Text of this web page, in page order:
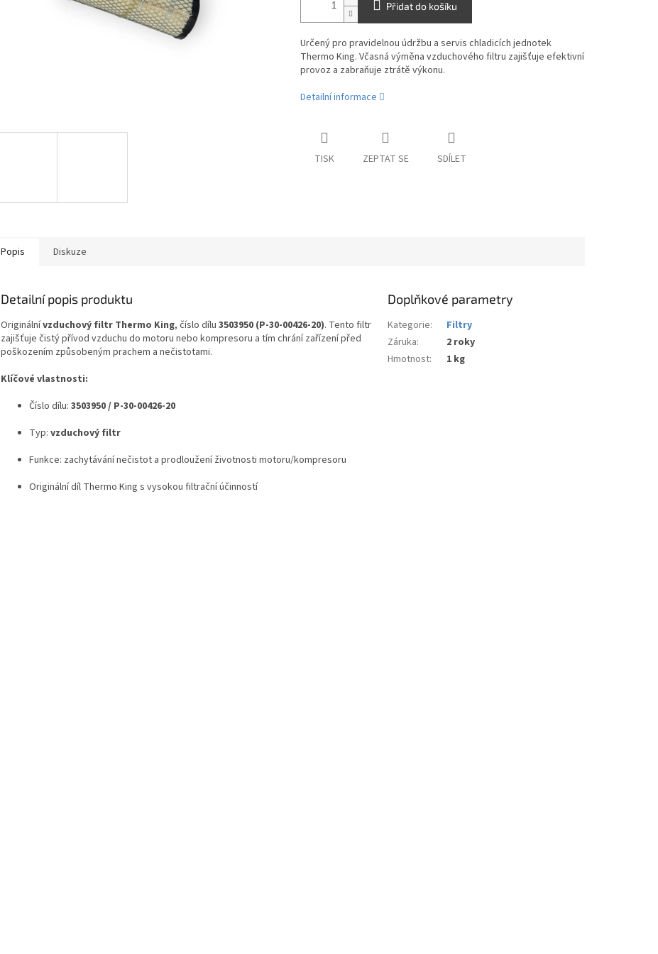
Přidat do košíku
Určený pro pravidelnou údržbu a servis chladicích jednotek
Thermo King. Včasná výměna vzduchového filtru zajišťuje efektivní
provoz a zabraňuje ztrátě výkonu.
Detailní informace
TISK ZEPTAT SE SDÍLET
Popis Diskuze
Detailní popis produktu
Originálnívzduchový filtr Thermo King, číslo dílu 3503950 (P-30-00426-20). Tento filtr
zajišťuje čistý přívod vzduchu do motoru nebo kompresoru a tím chrání zařízení před
poškozením způsobeným prachem a nečistotami.
Klíčové vlastnosti:
Číslo dílu: 3503950 / P-30-00426-20
Typ: vzduchový filtr
Funkce: zachytávání nečistot a prodloužení životnosti motoru/kompresoru
Originální díl Thermo King s vysokou filtrační účinností
Doplňkové parametry
Kategorie:
Filtry
Záruka:
2 roky
Hmotnost: 1 kg